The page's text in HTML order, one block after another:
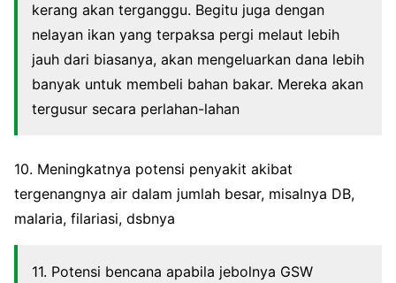
kerang akan terganggu. Begitu juga dengan
nelayan ikan yang terpaksa pergi melaut lebih
jauh dari biasanya, akan mengeluarkan dana lebih
banyak untuk membeli bahan bakar. Mereka akan
tergusur secara perlahan-lahan
10. Meningkatnya potensi penyakit akibat
tergenangnya air dalam jumlah besar, misalnya DB,
malaria, filariasi, dsbnya
11. Potensi bencana apabila jebolnya GSW